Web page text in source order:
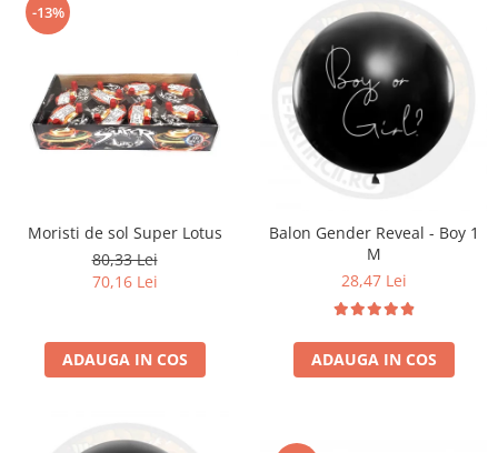
-13%
Moristi de sol Super Lotus
80,33 Lei
70,16 Lei
ADAUGA IN COS
Balon Gender Reveal - Boy 1
M
28,47 Lei
ADAUGA IN COS